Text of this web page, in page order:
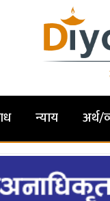
न्याय अर्थ/